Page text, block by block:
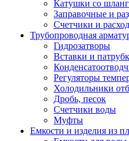
Катушки со
Заправочные и
Счетчики и
Трубопроводная
Гидрозатворы
Вставки и
Регуляторы
Холодильники
Дробь, песок
Счетчики воды
Муфты
Емкости и изделия из